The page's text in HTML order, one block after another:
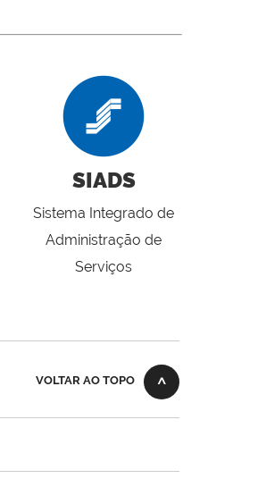
SIADS
Sistema Integrado de
Administração de
Serviços
VOLTAR AO TOPO